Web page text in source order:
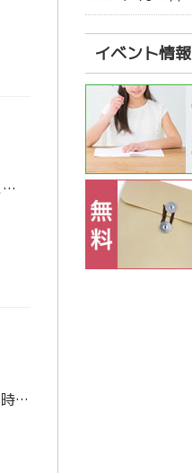
共通テスト本番まで、いよいよ残り6日となりました。 受験生のみなさんは、ここまで本当によく頑張ってきました。 今から新しいことを増やす必要はありません。 この6日間は、ラストスパート。 これまで積み重ねてきたものを一つひ […]
本日より、2026年がスタートしました。 新しい一年の始まりは、ワクワクと同時に少し緊張するかもしれません。 受験は、日々の小さな積み重ねが結果につながります。 今できることに向き合い続けることで、チャンスを追い風に変え […]
イベント情報